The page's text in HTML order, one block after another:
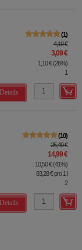
1
4,19 €
3,09 €
1,10 €(26%)
1
Details
10
25,49 €
14,99 €
10,50 €(41%)
83,28 €pro 1 l
2
Details